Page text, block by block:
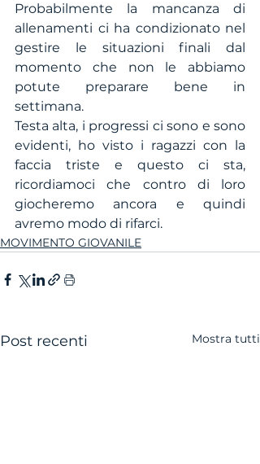
Probabilmente la mancanza di
allenamenti ci ha condizionato nel
gestire le situazioni finali dal
momento che non le abbiamo
potute preparare bene in
settimana.
Testa alta, i progressi ci sono e sono
evidenti, ho visto i ragazzi con la
faccia triste e questo ci sta,
ricordiamoci che contro di loro
giocheremo ancora e quindi
avremo modo di rifarci.
MOVIMENTO GIOVANILE
Post recenti Mostra tutti